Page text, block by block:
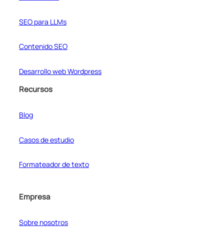
SEO para LLMs
Contenido SEO
Desarrollo web Wordpress
Recursos
Blog
Casos de estudio
Formateador de texto
Empresa
Sobre nosotros